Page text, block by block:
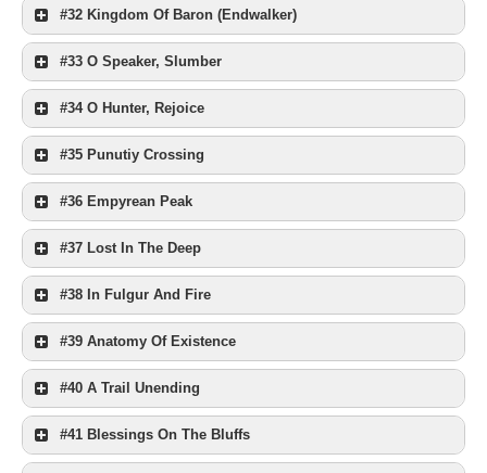
#32 Kingdom Of Baron (Endwalker)
#33 O Speaker, Slumber
#34 O Hunter, Rejoice
#35 Punutiy Crossing
#36 Empyrean Peak
#37 Lost In The Deep
#38 In Fulgur And Fire
#39 Anatomy Of Existence
#40 A Trail Unending
#41 Blessings On The Bluffs